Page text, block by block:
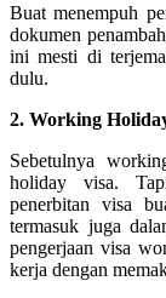
Buat menempuh
dokumen
ini mesti di
dulu.
2. Working
Sebetulnya
holiday visa.
penerbitan visa
termasuk juga
pengerjaan visa
kerja dengan